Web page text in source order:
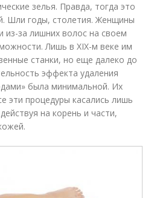
зелья. Правда, тогда это
Шли годы, столетия. Женщины
за лишних волос на своем
Лишь в XIX-м веке им
станки, но еще далеко до
эффекта удаления
была минимальной. Их
эти процедуры касались лишь
на корень и части,